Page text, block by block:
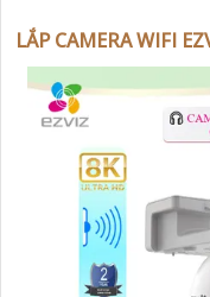
LẮP CAMERA WIFI